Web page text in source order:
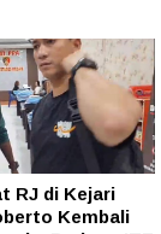
RJ di Kejari
Kembali